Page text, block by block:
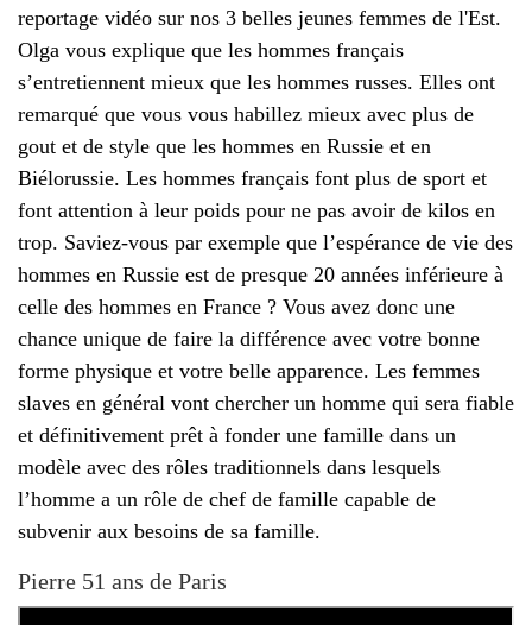
reportage vidéo sur nos 3 belles jeunes femmes de l'Est.
Olga vous explique que les hommes français
s’entretiennent mieux que les hommes russes. Elles ont
remarqué que vous vous habillez mieux avec plus de
gout et de style que les hommes en Russie et en
Biélorussie. Les hommes français font plus de sport et
font attention à leur poids pour ne pas avoir de kilos en
trop. Saviez-vous par exemple que l’espérance de vie des
hommes en Russie est de presque 20 années inférieure à
celle des hommes en France ? Vous avez donc une
chance unique de faire la différence avec votre bonne
forme physique et votre belle apparence. Les femmes
slaves en général vont chercher un homme qui sera fiable
et définitivement prêt à fonder une famille dans un
modèle avec des rôles traditionnels dans lesquels
l’homme a un rôle de chef de famille capable de
subvenir aux besoins de sa famille.
Pierre 51 ans de Paris